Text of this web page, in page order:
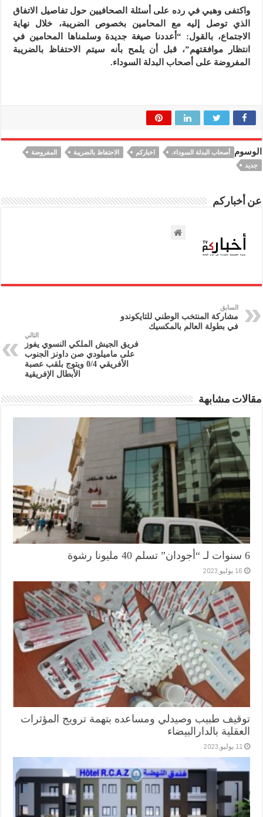
واكتفى وهبي في رده على أسئلة الصحافيين حول تفاصيل الاتفاق
الذي توصل إليه مع المحامين بخصوص الضريبة، خلال نهاية
الاجتماع، بالقول: “أعددنا صيغة جديدة وسلمناها المحامين في
انتظار موافقتهم”، قبل أن يلمح بأنه سيتم الاحتفاظ بالضريبة
المفروضة على أصحاب البدلة السوداء.
الوسوم أصحاب البدلة السوداء. اخباركم الاحتفاظ بالضريبة
المفروضة
جديد
عن أخباركم
السابق
مشاركة المنتخب الوطني للتايكوندو
في بطولة العالم بالمكسيك
التالي
فريق الجيش الملكي النسوي يفوز
على ماميلودي صن داونز الجنوب
الأفريقي 0/4 ويتوج بلقب عصبة
الأبطال الإفريقية
مقالات مشابهة
6 سنوات لـ “أجودان” تسلم 40 مليونا رشوة
16 يوليو,2023
توقيف طبيب وصيدلي ومساعده بتهمة ترويج المؤثرات
العقلية بالدارالبيضاء
11 يوليو,2023